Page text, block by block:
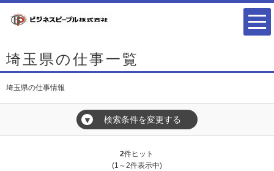
埼玉県の仕事一覧
埼玉県の仕事情報
▼ 検索条件を変更する
2件ヒット
(1～2件表示中)